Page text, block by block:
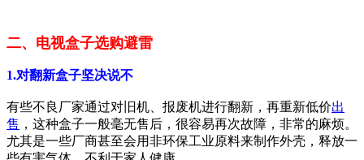
二、电视盒子选购避雷
1.对翻新盒子坚决说不
有些不良厂家通过对旧机、报废机进行翻新，再重新低价出
售 ，这种盒子一般毫无售后，很容易再次故障，非常的麻烦。
尤其是一些厂商甚至会用非环保工业原料来制作外壳，释放一